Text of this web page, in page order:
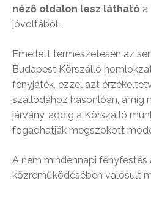
néző oldalon lesz látható a
jóvoltából.
Emellett természetesen az
Budapest Körszálló
fényjáték, ezzel azt
szállodához hasonlóan, amíg
járvány, addig a Körszálló
fogadhatják megszokott
A nem mindennapi fényfestés
közreműködésében valósult